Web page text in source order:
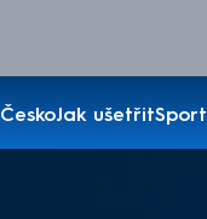
Jak ušetřitSport